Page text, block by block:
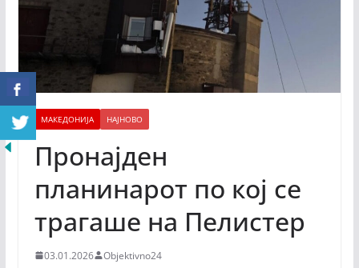
МАКЕДОНИЈА НАЈНОВО
Пронајден
планинарот по кој се
трагаше на Пелистер
03.01.2026 Objektivno24